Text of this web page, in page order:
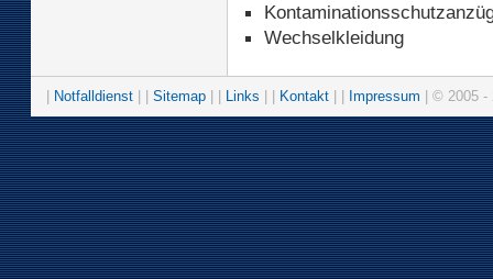
Wechselkleidung
Notfalldienst Sitemap Links Kontakt Impressum | © 2005 -